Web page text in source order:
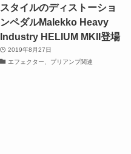
スタイルのディストーショ
ンペダルMalekko Heavy
Industry HELIUM MKII登場
2019年8月27日
エフェクター、プリアンプ関連